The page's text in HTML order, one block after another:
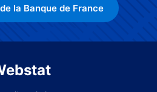
la Banque de France